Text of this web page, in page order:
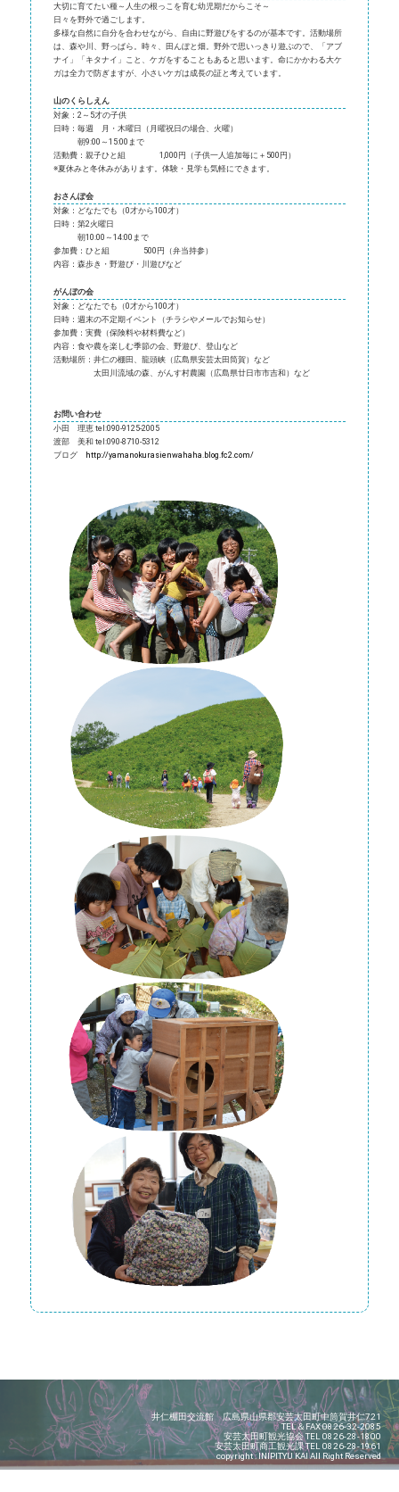
大切に育てたい種～人生の根っこを育む幼児期だからこそ～
日々を野外で過ごします。
多様な自然に自分を合わせながら、自由に野遊びをするのが基本です。活動場所
は、森や川、野っぱら。時々、田んぼと畑。野外で思いっきり遊ぶので、「アブ
ナイ」「キタナイ」こと、ケガをすることもあると思います。命にかかわる大ケ
ガは全力で防ぎますが、小さいケガは成長の証と考えています。
山のくらしえん
対象：2～5才の子供
日時：毎週 月・木曜日（月曜祝日の場合、火曜）
朝9:00～15:00まで
活動費：親子ひと組 1,000円（子供一人追加毎に＋500円）
※夏休みと冬休みがあります。体験・見学も気軽にできます。
おさんぽ会
対象：どなたでも（0才から100才）
日時：第2火曜日
朝10:00～14:00まで
参加費：ひと組 500円（弁当持参）
内容：森歩き・野遊び・川遊びなど
がんぼの会
対象：どなたでも（0才から100才）
日時：週末の不定期イベント（チラシやメールでお知らせ）
参加費：実費（保険料や材料費など）
内容：食や農を楽しむ季節の会、野遊び、登山など
活動場所：井仁の棚田、龍頭峡（広島県安芸太田筒賀）など
太田川流域の森、がんす村農園（広島県廿日市市吉和）など
お問い合わせ
小田 理恵 tel:090-9125-2005
渡部 美和 tel:090-8710-5312
ブログ
http://yamanokurasienwahaha.blog.fc2.com/
井仁棚田交流館 広島県山県郡安芸太田町中筒賀井仁721
TEL＆FAX 0826-32-2085
安芸太田町観光協会 TEL 0826-28-1800
安芸太田町商工観光課 TEL 0826-28-1961
copyright : INIPITYU KAI All Right Reserved